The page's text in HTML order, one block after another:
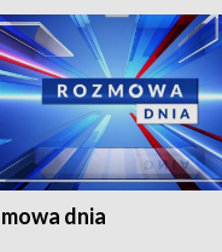
dnia